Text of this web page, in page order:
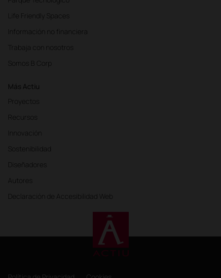
Life Friendly Spaces
Información no financiera
Trabaja con nosotros
Somos B Corp
Más Actiu
Proyectos
Recursos
Innovación
Sostenibilidad
Diseñadores
Autores
Declaración de Accesibilidad Web